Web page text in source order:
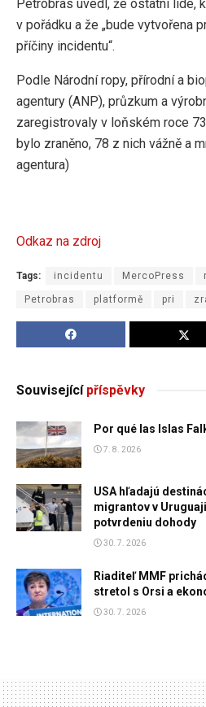
Petrobras uvedl, že ostatní lidé,
v pořádku a že „bude vytvořena
příčiny incidentu“.
Podle Národní ropy, přírodní a
agentury (ANP), průzkum a
zaregistrovaly v loňském roce
bylo zraněno, 78 z nich vážně a
agentura)
Odkaz na zdroj
Tags: incidentu MercoPress
Petrobras platformě pri
Souvisejícípříspěvky
Por qué las Islas
7. 8. 2026
USA hľadajú
migrantov v
potvrdeniu dohody
30. 7. 2026
Riaditeľ MMF
stretol s Orsi a
30. 7. 2026